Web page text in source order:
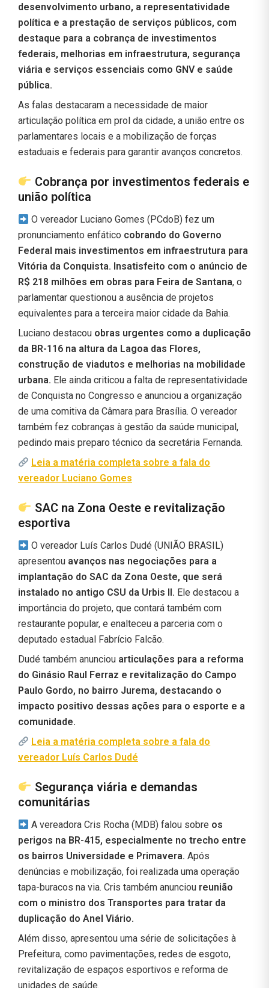
desenvolvimento urbano, a representatividade
política e a prestação de serviços públicos, com
destaque para a cobrança de investimentos
federais, melhorias em infraestrutura, segurança
viária e serviços essenciais como GNV e saúde
pública.
As falas destacaram a necessidade de maior
articulação política em prol da cidade, a união entre os
parlamentares locais e a mobilização de forças
estaduais e federais para garantir avanços concretos.
Cobrança por investimentos federais e
união política
O vereador Luciano Gomes (PCdoB) fez um
pronunciamento enfático cobrando do Governo
Federal mais investimentos em infraestrutura para
Vitória da Conquista. Insatisfeito com o anúncio de
R$ 218 milhões em obras para Feira de Santana, o
parlamentar questionou a ausência de projetos
equivalentes para a terceira maior cidade da Bahia.
Luciano destacou obras urgentes como a duplicação
da BR-116 na altura da Lagoa das Flores,
construção de viadutos e melhorias na mobilidade
urbana. Ele ainda criticou a falta de representatividade
de Conquista no Congresso e anunciou a organização
de uma comitiva da Câmara para Brasília. O vereador
também fez cobranças à gestão da saúde municipal,
pedindo mais preparo técnico da secretária Fernanda.
Leia a matéria completa sobre a fala do
vereador Luciano Gomes
SAC na Zona Oeste e revitalização
esportiva
O vereador Luís Carlos Dudé (UNIÃO BRASIL)
apresentou avanços nas negociações para a
implantação do SAC da Zona Oeste, que será
instalado no antigo CSU da Urbis II. Ele destacou a
importância do projeto, que contará também com
restaurante popular, e enalteceu a parceria com o
deputado estadual Fabrício Falcão.
Dudé também anunciou articulações para a reforma
do Ginásio Raul Ferraz e revitalização do Campo
Paulo Gordo, no bairro Jurema, destacando o
impacto positivo dessas ações para o esporte e a
comunidade.
Leia a matéria completa sobre a fala do
vereador Luís Carlos Dudé
Segurança viária e demandas
comunitárias
A vereadora Cris Rocha (MDB) falou sobre os
perigos na BR-415, especialmente no trecho entre
os bairros Universidade e Primavera. Após
denúncias e mobilização, foi realizada uma operação
tapa-buracos na via. Cris também anunciou reunião
com o ministro dos Transportes para tratar da
duplicação do Anel Viário.
Além disso, apresentou uma série de solicitações à
Prefeitura, como pavimentações, redes de esgoto,
revitalização de espaços esportivos e reforma de
unidades de saúde.